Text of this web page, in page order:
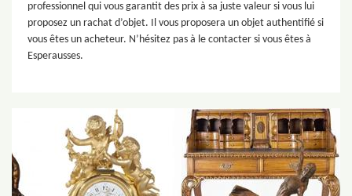
professionnel qui vous garantit des prix à sa juste valeur si vous lui
proposez un rachat d’objet. Il vous proposera un objet authentifié si
vous êtes un acheteur. N’hésitez pas à le contacter si vous êtes à
Esperausses.